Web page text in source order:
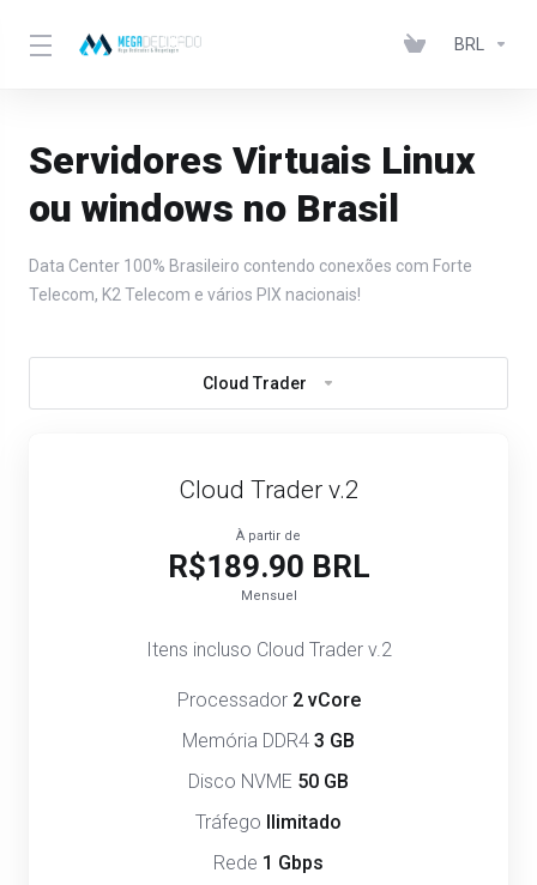
BRL
Servidores Virtuais Linux
ou windows no Brasil
Data Center 100% Brasileiro contendo conexões com Forte
Telecom, K2 Telecom e vários PIX nacionais!
Cloud Trader
Cloud Trader v.2
À partir de
R$189.90 BRL
Mensuel
Itens incluso Cloud Trader v.2
Processador 2 vCore
Memória DDR4 3 GB
Disco NVME 50 GB
Tráfego Ilimitado
Rede 1 Gbps